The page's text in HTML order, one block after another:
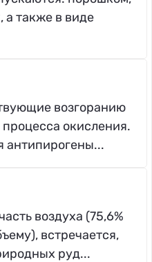
а также в виде
возгоранию
окисления.
антипирогены...
воздуха (75,6%
встречается,
руд...